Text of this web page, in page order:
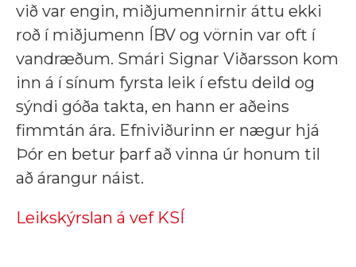
við var engin, miðjumennirnir áttu ekki
roð í miðjumenn ÍBV og vörnin var oft í
vandræðum. Smári Signar Viðarsson kom
inn á í sínum fyrsta leik í efstu deild og
sýndi góða takta, en hann er aðeins
fimmtán ára. Efniviðurinn er nægur hjá
Þór en betur þarf að vinna úr honum til
að árangur náist.
Leikskýrslan á vef KSÍ